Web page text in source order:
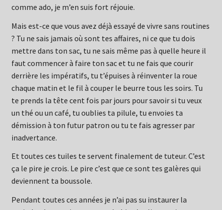
comme ado, je m’en suis fort réjouie.
Mais est-ce que vous avez déjà essayé de vivre sans routines
? Tu ne sais jamais où sont tes affaires, ni ce que tu dois
mettre dans ton sac, tu ne sais même pas à quelle heure il
faut commencer à faire ton sac et tu ne fais que courir
derrière les impératifs, tu t’épuises à réinventer la roue
chaque matin et le fil à couper le beurre tous les soirs. Tu
te prends la tête cent fois par jours pour savoir si tu veux
un thé ou un café, tu oublies ta pilule, tu envoies ta
démission à ton futur patron ou tu te fais agresser par
inadvertance.
Et toutes ces tuiles te servent finalement de tuteur. C’est
ça le pire je crois. Le pire c’est que ce sont tes galères qui
deviennent ta boussole.
Pendant toutes ces années je n’ai pas su instaurer la